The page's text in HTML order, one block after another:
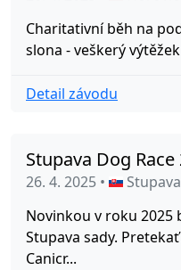
Charitativní běh na
slona - veškerý
Detail závodu
Stupava Dog Race
26. 4. 2025 •
Stupava
Novinkou v roku 2025
Stupava sady.
Canicr...